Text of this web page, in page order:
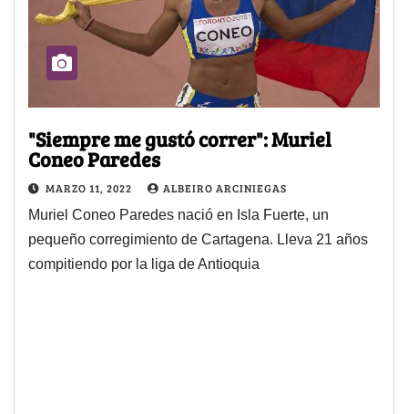
"Siempre me gustó correr": Muriel
Coneo Paredes
MARZO 11, 2022 ALBEIRO ARCINIEGAS
Muriel Coneo Paredes nació en Isla Fuerte, un
pequeño corregimiento de Cartagena. Lleva 21 años
compitiendo por la liga de Antioquia